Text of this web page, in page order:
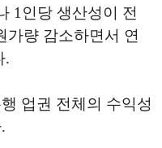
1인당 생산성이 전
가량 감소하면서 연
.
업권 전체의 수익성